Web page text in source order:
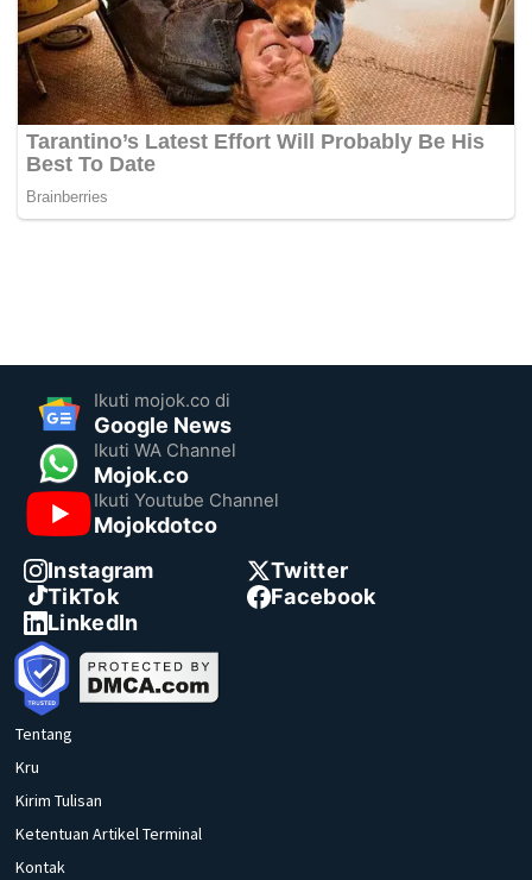
Ikuti mojok.co di
Google News
Ikuti WA Channel
Mojok.co
Ikuti Youtube Channel
Mojokdotco
Instagram
Twitter
TikTok
Facebook
LinkedIn
Tentang
Kru
Kirim Tulisan
Ketentuan Artikel Terminal
Kontak